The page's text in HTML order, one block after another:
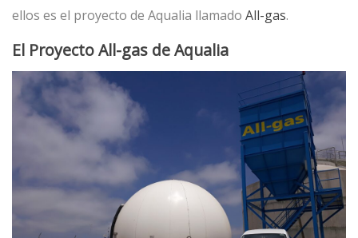
ellos es el proyecto de Aqualia llamado All-gas.
El Proyecto All-gas de Aqualia